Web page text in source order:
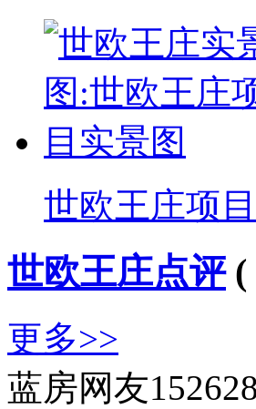
世欧王庄项
世欧王庄点评 (
更多>>
蓝房网友152628